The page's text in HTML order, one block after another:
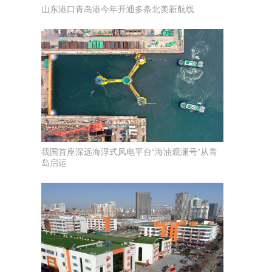
山东港口青岛港今年开通多条北美新航线
我国首座深远海浮式风电平台“海油观澜号”从青
岛启运